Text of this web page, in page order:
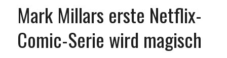
Mark Millars erste Netflix-
Comic-Serie wird magisch